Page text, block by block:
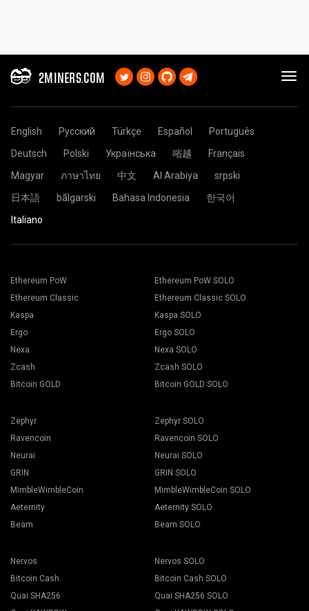
2MINERS.COM
English Русский Türkçe Español
Português
Deutsch
Polski Українська 㗂越
Français
Magyar
ภาษาไทย 中文 Al Arabiya
srpski
日本語
bãlgarski Bahasa Indonesia
한국어
Italiano
Ethereum PoW
Ethereum Classic
Kaspa
Ergo
Nexa
Zcash
Bitcoin GOLD
Ethereum PoW SOLO
Ethereum Classic SOLO
Kaspa SOLO
Ergo SOLO
Nexa SOLO
Zcash SOLO
Bitcoin GOLD SOLO
Zephyr
Ravencoin
Neurai
GRIN
MimbleWimbleCoin
Aeternity
Beam
Zephyr SOLO
Ravencoin SOLO
Neurai SOLO
GRIN SOLO
MimbleWimbleCoin SOLO
Aeternity SOLO
Beam SOLO
Nervos
Bitcoin Cash
Quai SHA256
Nervos SOLO
Bitcoin Cash SOLO
Quai SHA256 SOLO